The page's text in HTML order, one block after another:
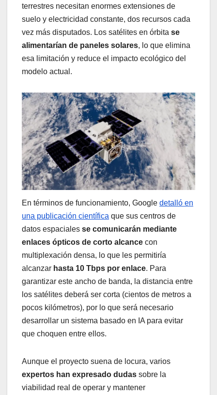
terrestres necesitan enormes extensiones de
suelo y electricidad constante, dos recursos cada
vez más disputados. Los satélites en órbita se
alimentarían de paneles solares, lo que elimina
esa limitación y reduce el impacto ecológico del
modelo actual.
En términos de funcionamiento, Google detalló en
una publicación científica que sus centros de
datos espaciales se comunicarán mediante
enlaces ópticos de corto alcance con
multiplexación densa, lo que les permitiría
alcanzar hasta 10 Tbps por enlace. Para
garantizar este ancho de banda, la distancia entre
los satélites deberá ser corta (cientos de metros a
pocos kilómetros), por lo que será necesario
desarrollar un sistema basado en IA para evitar
que choquen entre ellos.
Aunque el proyecto suena de locura, varios
expertos han expresado dudas sobre la
viabilidad real de operar y mantener